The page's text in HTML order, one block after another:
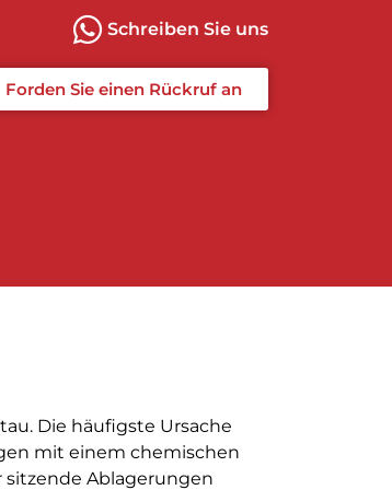
Schreiben Sie uns
Forden Sie einen Rückruf an
Die häufigste Ursache
mit einem chemischen
sitzende Ablagerungen